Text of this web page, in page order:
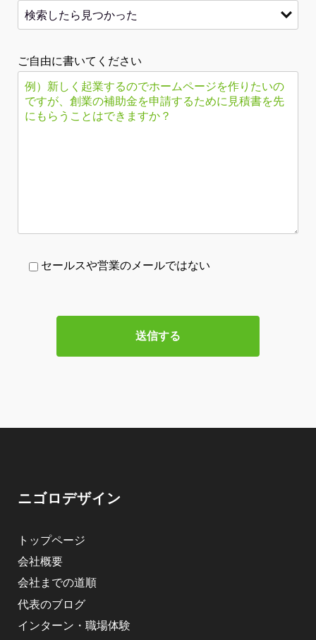
ご自由に書いてください
セールスや営業のメールではない
ニゴロデザイン
トップページ
会社概要
会社までの道順
代表のブログ
インターン・職場体験